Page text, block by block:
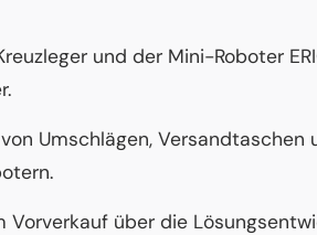
und der Mini-Roboter
Umschlägen, Versandtaschen
über die